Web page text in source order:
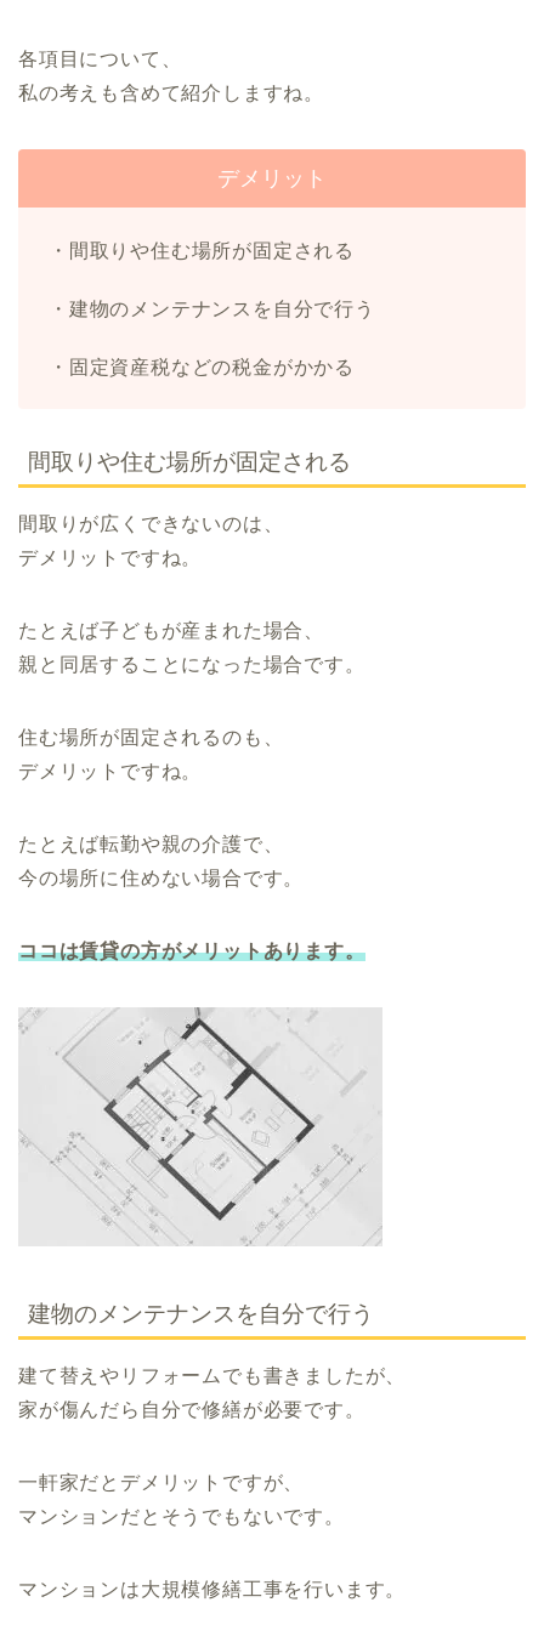
各項目について、
私の考えも含めて紹介しますね。
デメリット
・間取りや住む場所が固定される
・建物のメンテナンスを自分で行う
・固定資産税などの税金がかかる
間取りや住む場所が固定される
間取りが広くできないのは、
デメリットですね。
たとえば子どもが産まれた場合、
親と同居することになった場合です。
住む場所が固定されるのも、
デメリットですね。
たとえば転勤や親の介護で、
今の場所に住めない場合です。
ココは賃貸の方がメリットあります。
建物のメンテナンスを自分で行う
建て替えやリフォームでも書きましたが、
家が傷んだら自分で修繕が必要です。
一軒家だとデメリットですが、
マンションだとそうでもないです。
マンションは大規模修繕工事を行います。